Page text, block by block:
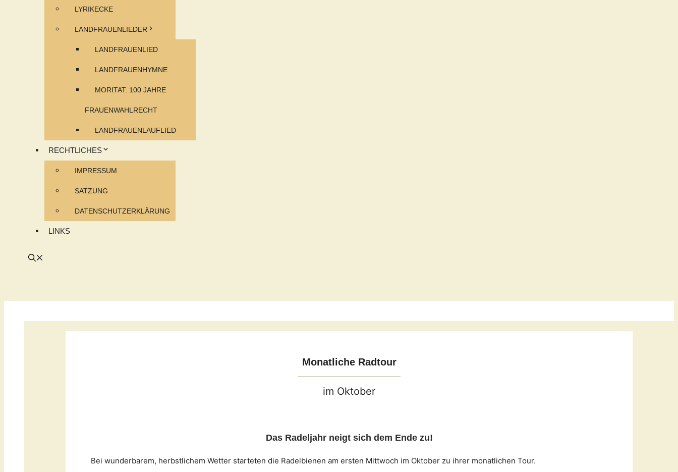
LYRIKECKE
LANDFRAUENLIEDER
LANDFRAUENLIED
LANDFRAUENHYMNE
MORITAT: 100 JAHRE
FRAUENWAHLRECHT
LANDFRAUENLAUFLIED
RECHTLICHES
IMPRESSUM
SATZUNG
DATENSCHUTZERKLÄRUNG
LINKS
Monatliche Radtour
im Oktober
Das Radeljahr neigt sich dem Ende zu!
Bei wunderbarem, herbstlichem Wetter starteten die Radelbienen am ersten Mittwoch im Oktober zu ihrer monatlichen Tour.